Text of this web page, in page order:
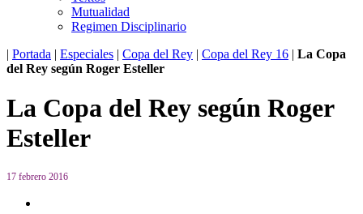
Mutualidad
Regimen Disciplinario
| Portada | Especiales | Copa del Rey | Copa del Rey 16 | La Copa
del Rey según Roger Esteller
La Copa del Rey según Roger
Esteller
17 febrero 2016